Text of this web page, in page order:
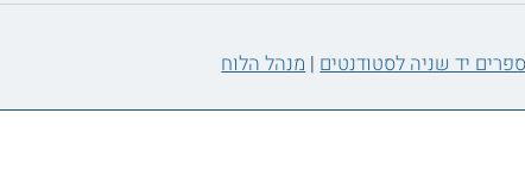
יד שניה לסטודנטים|מנהל הלוח